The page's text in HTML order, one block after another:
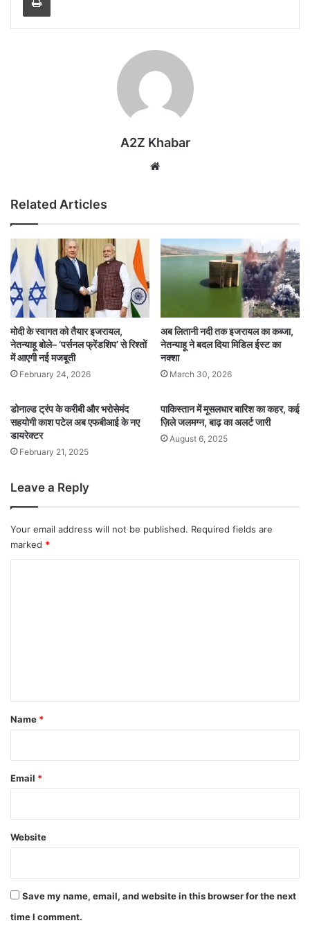
A2Z Khabar
Related Articles
मोदी के स्वागत को तैयार इजरायल,
नेतन्याहू बोले– ‘पर्सनल फ्रेंडशिप’ से रिश्तों
में आएगी नई मजबूती
February 24, 2026
अब लितानी नदी तक इजरायल का कब्जा,
नेतन्याहू ने बदल दिया मिडिल ईस्ट का
नक्शा
March 30, 2026
डोनाल्ड ट्रंप के करीबी और भरोसेमंद
सहयोगी काश पटेल अब एफबीआई के नए
डायरेक्टर
February 21, 2025
पाकिस्तान में मूसलधार बारिश का कहर, कई
ज़िले जलमग्न, बाढ़ का अलर्ट जारी
August 6, 2025
Leave a Reply
Your email address will not be published. Required fields are
marked *
*
Name *
Email *
Website
Save my name, email, and website in this browser for the next
time I comment.